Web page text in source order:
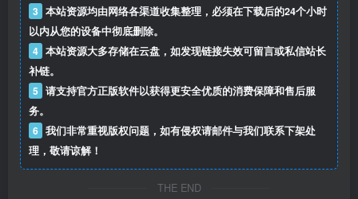
3 本站资源均由网络各渠道收集整理，必须在下载后的24个小时
以内从您的设备中彻底删除。
4 本站资源大多存储在云盘，如发现链接失效可留言或私信站长
补链。
5 请支持官方正版软件以获得更安全优质的消费保障和售后服
务。
6 我们非常重视版权问题，如有侵权请邮件与我们联系下架处
理，敬请谅解！
THE END